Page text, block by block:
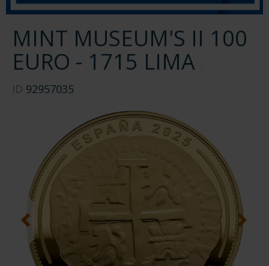
MINT MUSEUM'S II 100
EURO - 1715 LIMA
ID 92957035